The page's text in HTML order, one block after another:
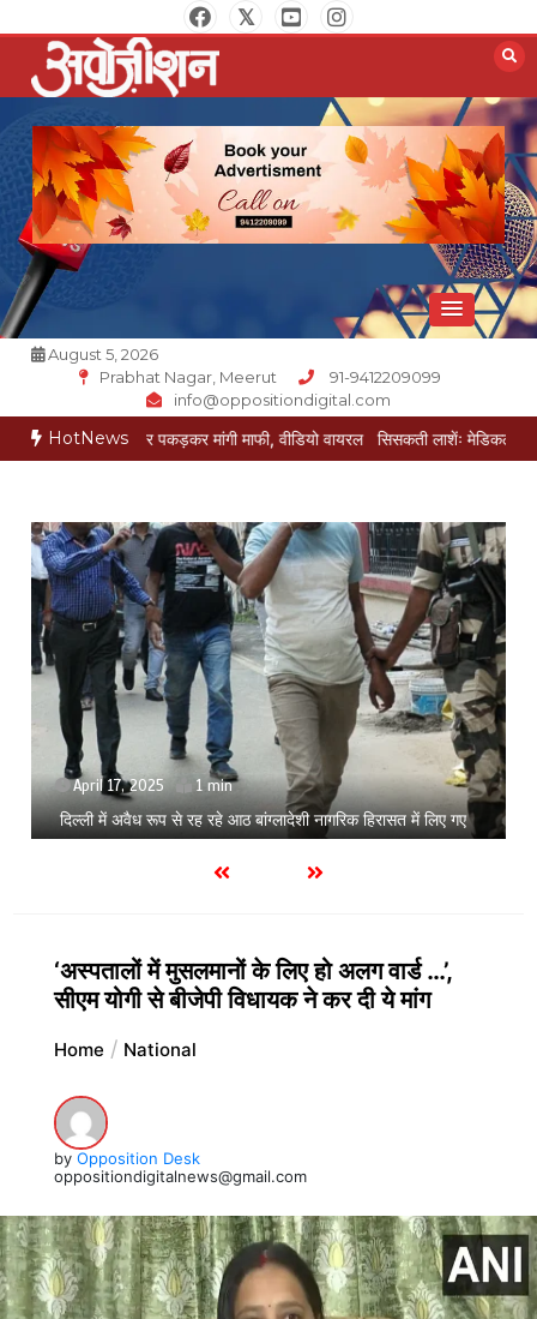
to
content
Opposition Digital
August 5, 2026
Prabhat Nagar, Meerut
91-9412209099
info@oppositiondigital.com
HotNews
पैर पकड़कर मांगी माफी, वीडियो वायरल सिसकती लाशेंः मेडिकल के लावारिस वार्ड में
September 3, 2025
Zomato से फूड ऑर्डर करना पड़ेगा महंगा, कंपनी ने 20% बढ़ाई
प्लेटफॉर्म फीस
‘अस्पतालों में मुसलमानों के लिए हो अलग वार्ड …’,
सीएम योगी से बीजेपी विधायक ने कर दी ये मांग
Home National
by Opposition Desk
oppositiondigitalnews@gmail.com